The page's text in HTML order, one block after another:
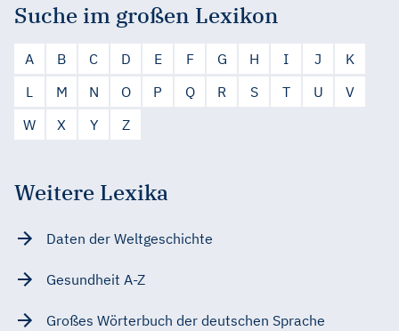
Suche im großen Lexikon
A B C D E F G H I J
K
L
M N O P Q R S T U
V
W
X Y Z
Weitere Lexika
Daten der Weltgeschichte
Gesundheit A-Z
Großes Wörterbuch der deutschen Sprache